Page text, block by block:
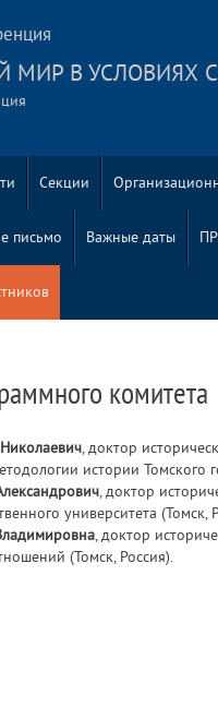
МИР В УСЛОВИЯХ
Секции
письмо Важные даты
комитета
, доктор
истории Томского
, доктор
университета (Томск,
, доктор
(Томск, Россия).